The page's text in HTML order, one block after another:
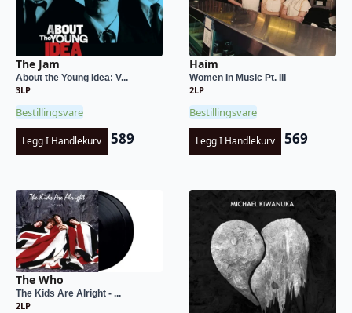
The Jam
About the Young Idea: V...
3LP
Bestillingsvare
Legg I Handlekurv 589
Haim
Women In Music Pt. III
2LP
Bestillingsvare
Legg I Handlekurv 569
The Who
The Kids Are Alright - ...
2LP